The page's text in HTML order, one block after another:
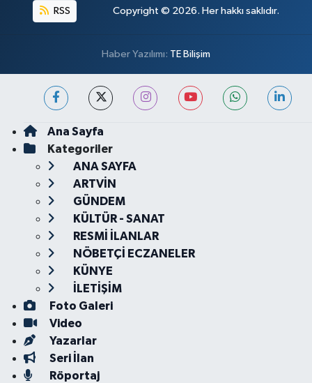
RSS Copyright © 2026. Her hakkı saklıdır.
Haber Yazılımı: TE Bilişim
Ana Sayfa
Kategoriler
ANA SAYFA
ARTVİN
GÜNDEM
KÜLTÜR - SANAT
RESMİ İLANLAR
NÖBETÇİ ECZANELER
KÜNYE
İLETİŞİM
Foto Galeri
Video
Yazarlar
Seri İlan
Röportaj